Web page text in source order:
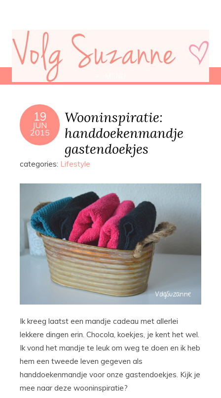
19
JUN
2015
Wooninspiratie:
handdoekenmandje
gastendoekjes
categories: Lifestyle
Ik kreeg laatst een mandje cadeau met allerlei
lekkere dingen erin. Chocola, koekjes, je kent het wel.
Ik vond het mandje te leuk om weg te doen en ik heb
hem een tweede leven gegeven als
handdoekenmandje voor onze gastendoekjes. Kijk je
mee naar deze wooninspiratie?